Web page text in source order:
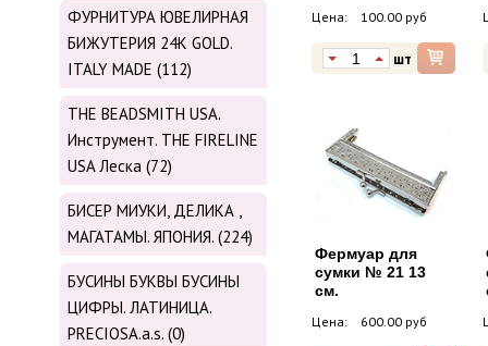
ФУРНИТУРА ЮВЕЛИРНАЯ
БИЖУТЕРИЯ 24К GOLD.
ITALY MADE (112)
THE BEADSMITH USA.
Инструмент. THE FIRELINE
USA Леска (72)
БИСЕР МИУКИ, ДЕЛИКА ,
МАГАТАМЫ. ЯПОНИЯ. (224)
БУСИНЫ БУКВЫ БУСИНЫ
ЦИФРЫ. ЛАТИНИЦА.
PRECIOSA.a.s. (0)
Цена: 100.00 руб
шт
Фермуар для
сумки № 21 13
см.
Цена: 600.00 руб